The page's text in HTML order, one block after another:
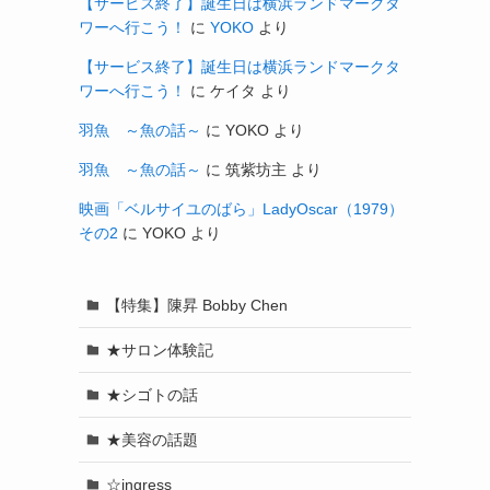
ワーへ行こう！
に YOKO より
【サービス終了】誕生日は横浜ランドマークタ
ワーへ行こう！
に ケイタ より
羽魚 ～魚の話～ に YOKO より
羽魚 ～魚の話～ に 筑紫坊主 より
映画「ベルサイユのばら」LadyOscar（1979）
その2 に YOKO より
【特集】陳昇 Bobby Chen
★サロン体験記
★シゴトの話
★美容の話題
☆ingress